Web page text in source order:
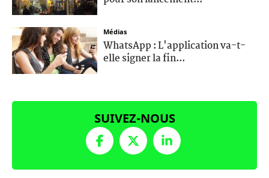
Médias
WhatsApp : L'application va-t-
elle signer la fin...
SUIVEZ-NOUS